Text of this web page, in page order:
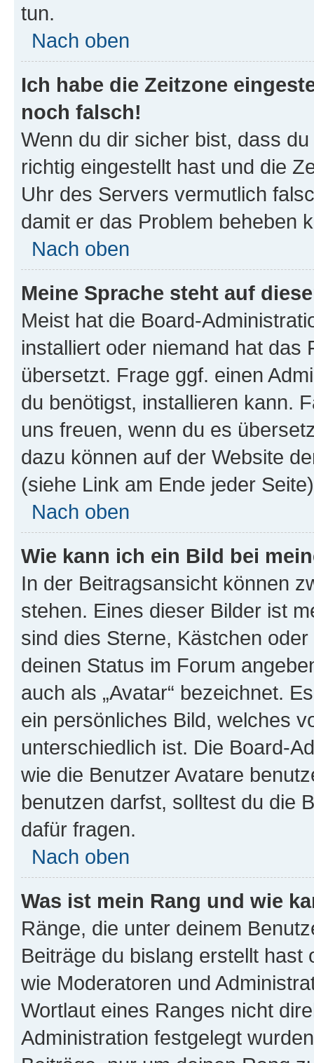
tun.
Nach oben
Ich habe die Zeitzone
noch falsch!
Wenn du dir sicher bist, dass
richtig eingestellt hast und die
Uhr des Servers vermutlich
damit er das Problem beheben
Nach oben
Meine Sprache steht auf
Meist hat die Board-
installiert oder niemand hat das
übersetzt. Frage ggf. einen
du benötigst, installieren kann.
uns freuen, wenn du es
dazu können auf der Website
(siehe Link am Ende jeder
Nach oben
Wie kann ich ein Bild bei
In der Beitragsansicht können
stehen. Eines dieser Bilder ist
sind dies Sterne, Kästchen
deinen Status im Forum
auch als „Avatar“ bezeichnet.
ein persönliches Bild, welches
unterschiedlich ist. Die Board-
wie die Benutzer Avatare
benutzen darfst, solltest du die
dafür fragen.
Nach oben
Was ist mein Rang und wie
Ränge, die unter deinem
Beiträge du bislang erstellt
wie Moderatoren und
Wortlaut eines Ranges nicht
Administration festgelegt